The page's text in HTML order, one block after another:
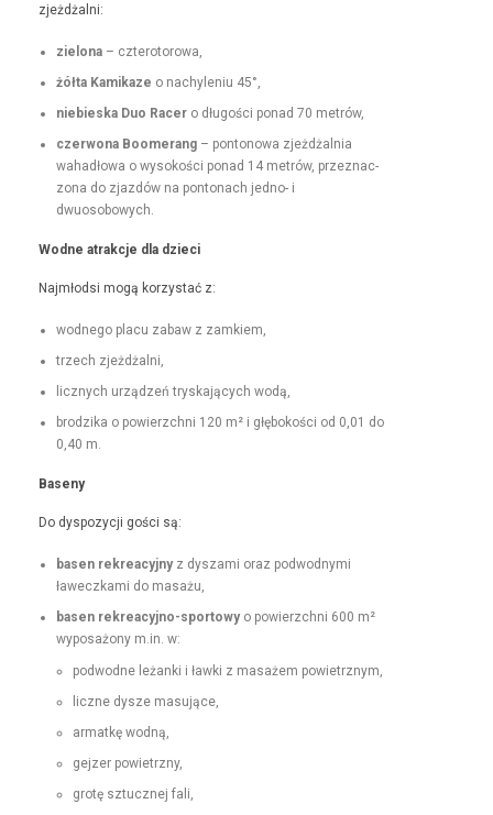
zjeżdżalni:
zielona– czterotorowa,
żół­ta Kamikaze o nachyle­niu 45°,
niebies­ka Duo Rac­ero dłu­goś­ci pon­ad 70 metrów,
czer­wona Boomerang– pontonowa zjeżdżal­nia
wahadłowa o wysokoś­ci pon­ad 14 metrów, przez­nac­
zona do zjazdów na pon­tonach jed­no- i
dwuosobowych.
Wodne atrakc­je dla dzieci
Najmłod­si mogą korzys­tać z:
wod­nego placu zabaw z zamkiem,
trzech zjeżdżal­ni,
licznych urządzeń tryska­ją­cych wodą,
brodzi­ka o powierzch­ni 120 m² i głębokoś­ci od 0,01 do
0,40 m.
Base­ny
Do dys­pozy­cji goś­ci są:
basen rekrea­cyjnyz dysza­mi oraz pod­wod­ny­mi
ławeczka­mi do masażu,
basen rekrea­cyjno-sportowyo powierzch­ni 600 m²
wyposażony m.in. w:
pod­wodne leżan­ki i ław­ki z masażem powietrznym,
liczne dysze masujące,
armatkę wod­ną,
gejz­er powietrzny,
grotę sztucznej fali,